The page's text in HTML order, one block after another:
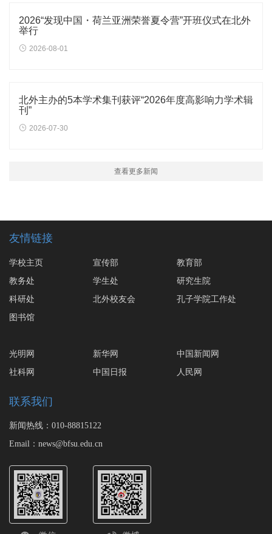
2026“发现中国・荷兰亚洲荣誉夏令营”开班仪式在北外
举行
2026-08-01
北外主办的5本学术集刊获评“2026年度高影响力学术辑
刊”
2026-07-30
查看更多新闻
友情链接
学校主页 宣传部
教育部
教务处
学生处
研究生院
科研处
北外校友会
孔子学院工作处
图书馆
光明网 新华网
中国新闻网
社科网
中国日报 人民网
联系我们
新闻热线：010-88815122
Email：news@bfsu.edu.cn